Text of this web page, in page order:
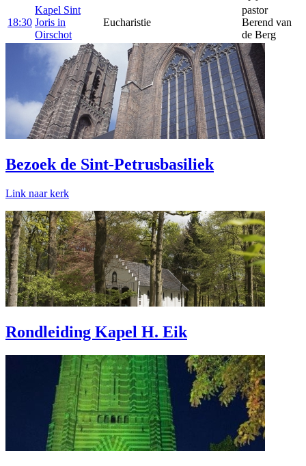
18:30
Kapel Sint
Joris in
Oirschot
Eucharistie
pastor
Berend van
de Berg
Bezoek de Sint-Petrusbasiliek
Link naar kerk
Rondleiding Kapel H. Eik